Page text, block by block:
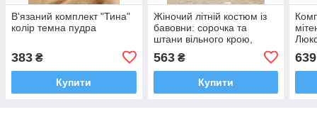
В'язаний комплект "Тина"
колір темна пудра
383 ₴
Купити
Жіночий літній костюм із
бавовни: сорочка та
штани вільного крою,
колір пудра, розмір 46-48
563₴
Купити
639